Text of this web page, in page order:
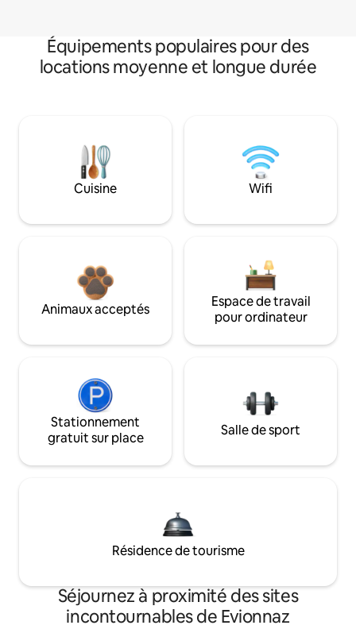
Équipements populaires pour des
locations moyenne et longue durée
Cuisine Wifi
Animaux acceptés
Espace de travail
pour ordinateur
Stationnement
gratuit sur place
Salle de sport
Résidence de tourisme
Séjournez à proximité des sites
incontournables de Evionnaz